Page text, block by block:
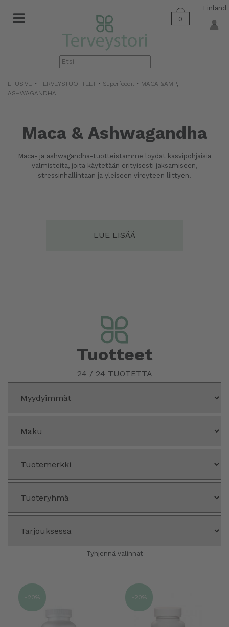
0
Finland
▼
ETUSIVU • TERVEYSTUOTTEET • Superfoodit • MACA &AMP;
ASHWAGANDHA
Maca & Ashwagandha
Maca- ja ashwagandha-tuotteistamme löydät kasvipohjaisia
valmisteita, joita käytetään erityisesti jaksamiseen,
stressinhallintaan ja yleiseen vireyteen liittyen.
LUE LISÄÄ
Tuotteet
24 / 24 TUOTETTA
Tyhjennä valinnat
-20% -20%